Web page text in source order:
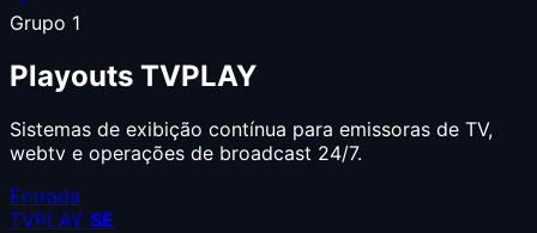
Grupo 1
Playouts TVPLAY
Sistemas de exibição contínua para emissoras de TV,
webtv e operações de broadcast 24/7.
Entrada
TVPLAY SE